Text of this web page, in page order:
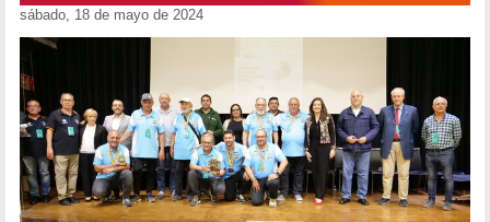
sábado, 18 de mayo de 2024